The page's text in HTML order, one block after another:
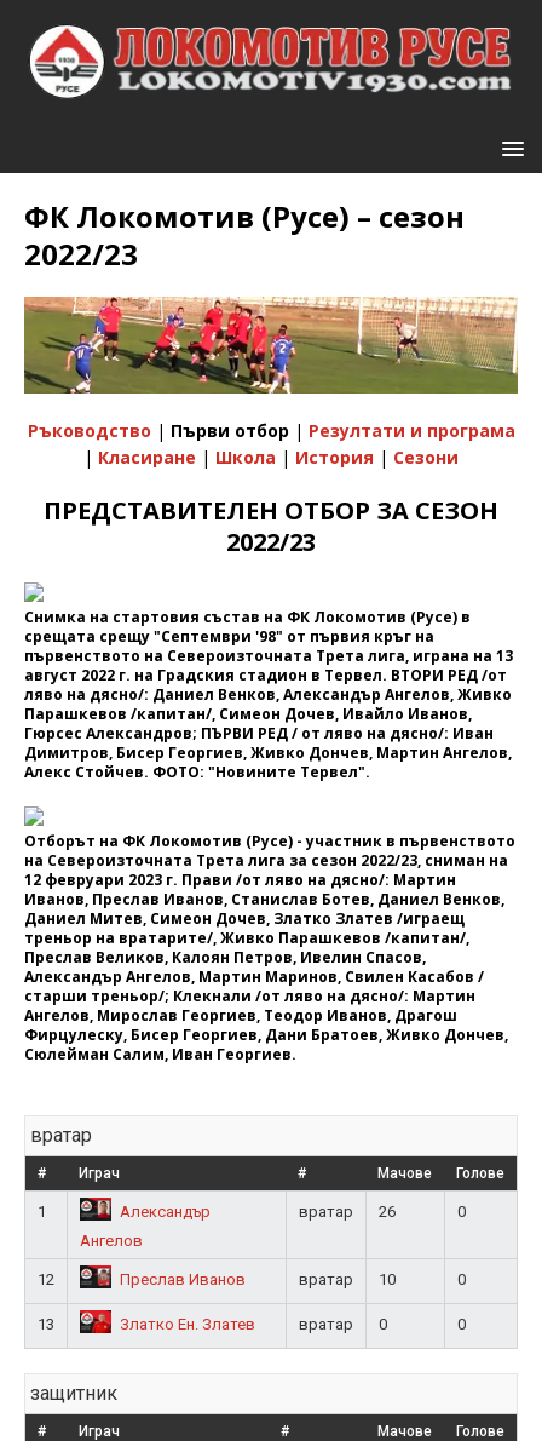
ФК Локомотив (Русе) – сезон
2022/23
Ръководство | Първи отбор | Резултати и програма
| Класиране | Школа | История | Сезони
ПРЕДСТАВИТЕЛЕН ОТБОР ЗА СЕЗОН
2022/23
Снимка на стартовия състав на ФК Локомотив (Русе) в
срещата срещу "Септември '98" от първия кръг на
първенството на Североизточната Трета лига, играна на 13
август 2022 г. на Градския стадион в Тервел. ВТОРИ РЕД /от
ляво на дясно/: Даниел Венков, Александър Ангелов, Живко
Парашкевов /капитан/, Симеон Дочев, Ивайло Иванов,
Гюрсес Александров; ПЪРВИ РЕД / от ляво на дясно/: Иван
Димитров, Бисер Георгиев, Живко Дончев, Мартин Ангелов,
Алекс Стойчев. ФОТО: "Новините Тервел".
Отборът на ФК Локомотив (Русе) - участник в първенството
на Североизточната Трета лига за сезон 2022/23, сниман на
12 февруари 2023 г. Прави /от ляво на дясно/: Мартин
Иванов, Преслав Иванов, Станислав Ботев, Даниел Венков,
Даниел Митев, Симеон Дочев, Златко Златев /играещ
треньор на вратарите/, Живко Парашкевов /капитан/,
Преслав Великов, Калоян Петров, Ивелин Спасов,
Александър Ангелов, Мартин Маринов, Свилен Касабов /
старши треньор/; Клекнали /от ляво на дясно/: Мартин
Ангелов, Мирослав Георгиев, Теодор Иванов, Драгош
Фирцулеску, Бисер Георгиев, Дани Братоев, Живко Дончев,
Сюлейман Салим, Иван Георгиев.
вратар
# Играч # Мачове Голове
1
Александър
Ангелов
вратар 26 0
12 Преслав Иванов вратар 10 0
13 Златко Ен. Златев вратар 0 0
защитник
# Играч # Мачове Голове